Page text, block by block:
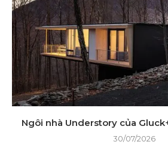
Ngôi nhà Understory của
30/07/2026